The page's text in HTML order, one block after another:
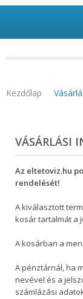
Kezdőlap
VÁSÁRLÁSI
Az eltetoviz.hu
rendelését!
A kiválasztott
kosár tartalmát a
A kosárban a
A pénztárnál, ha
nevével és a
számlázási